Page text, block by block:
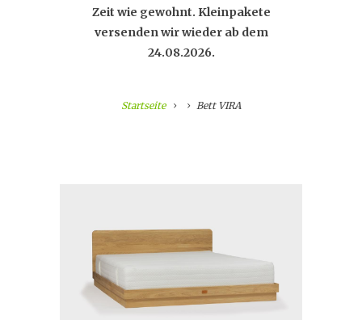
Zeit wie gewohnt. Kleinpakete
versenden wir wieder ab dem
24.08.2026.
Startseite Bett VIRA